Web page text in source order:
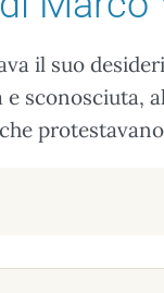
il suo
sconosciuta,